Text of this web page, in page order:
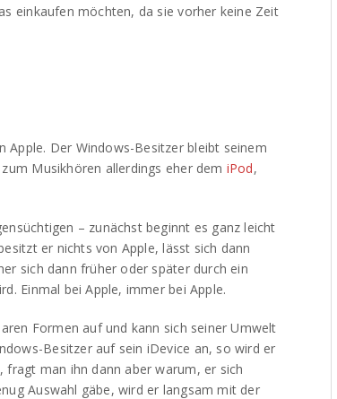
einkaufen möchten, da sie vorher keine Zeit
Apple. Der Windows-Besitzer bleibt seinem
Musikhören allerdings eher dem iPod,
– zunächst beginnt es ganz leicht
er nichts von Apple, lässt sich dann
sich dann früher oder später durch ein
Einmal bei Apple, immer bei Apple.
Formen auf und kann sich seiner Umwelt
Besitzer auf sein iDevice an, so wird er
man ihn dann aber warum, er sich
Auswahl gäbe, wird er langsam mit der